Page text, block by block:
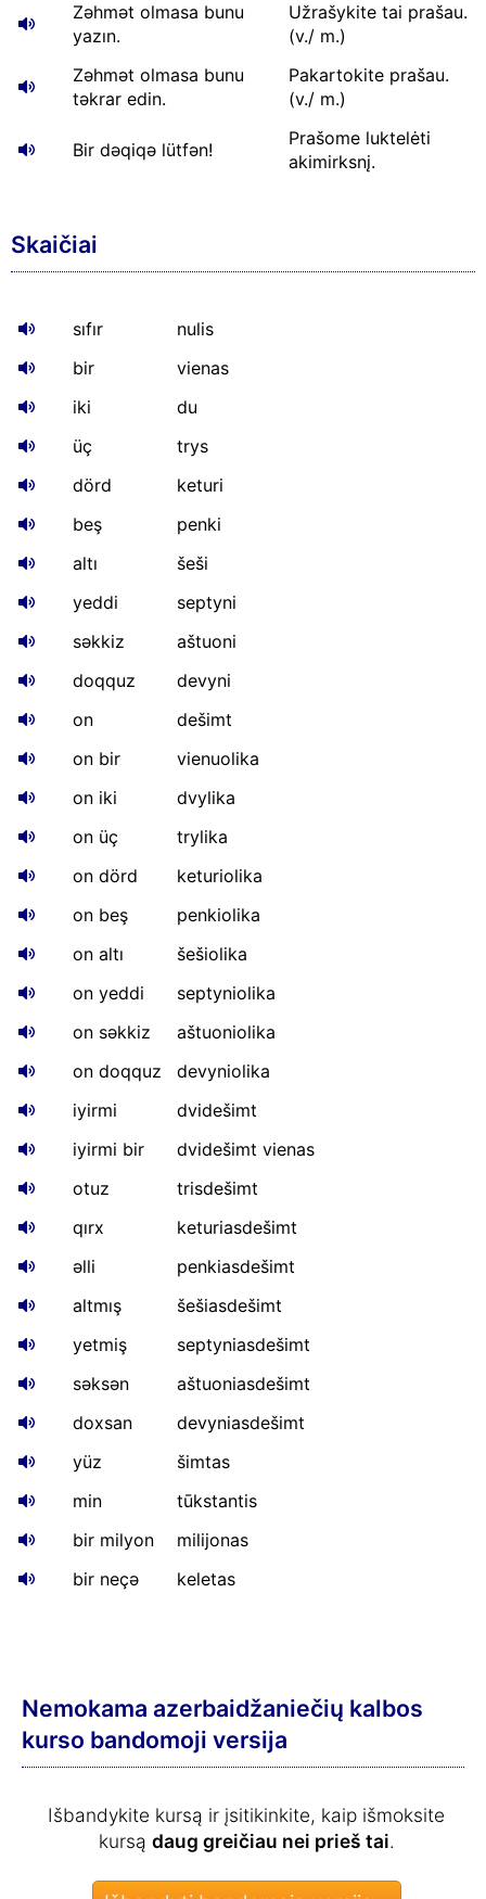
Zəhmət olmasa bunu
yazın.
Užrašykite tai prašau.
(v./ m.)
Zəhmət olmasa bunu
təkrar edin.
Pakartokite prašau.
(v./ m.)
Bir dəqiqə lütfən!
Prašome luktelėti
akimirksnį.
Skaičiai
sıfır
nulis
bir
vienas
iki
du
üç
trys
dörd
keturi
beş
penki
altı
šeši
yeddi
septyni
səkkiz
aštuoni
doqquz
devyni
on
dešimt
on bir
vienuolika
on iki
dvylika
on üç
trylika
on dörd
keturiolika
on beş
penkiolika
on altı
šešiolika
on yeddi
septyniolika
on səkkiz
aštuoniolika
on doqquz
devyniolika
iyirmi
dvidešimt
iyirmi bir
dvidešimt vienas
otuz
trisdešimt
qırx
keturiasdešimt
əlli
penkiasdešimt
altmış
šešiasdešimt
yetmiş
septyniasdešimt
səksən
aštuoniasdešimt
doxsan
devyniasdešimt
yüz
šimtas
min
tūkstantis
bir milyon
milijonas
bir neçə
keletas
Nemokama azerbaidžaniečių kalbos
kurso bandomoji versija
Išbandykite kursą ir įsitikinkite, kaip išmoksite
kursą daug greičiau nei prieš tai.